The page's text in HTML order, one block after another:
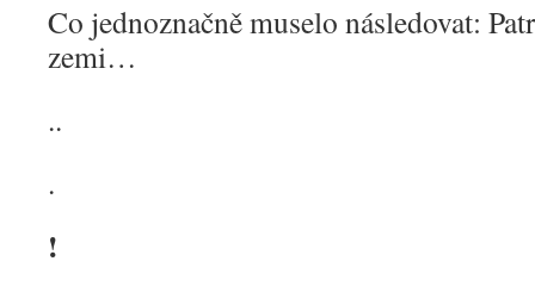
Co jednoznačně muselo následovat:
zemi…
..
.
!